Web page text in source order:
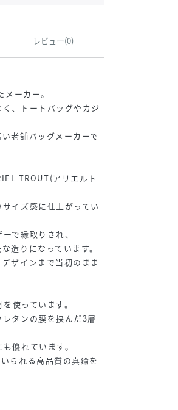
レビュー(0)
ーカー。
、トートバッグやカジ
老舗バッグメーカーで
TROUT(アリエルト
イズ感に仕上がってい
で縁取りされ、
造りになっています。
ザインまで当初のまま
使っています。
タンの膜を挟んだ3層
優れています。
られる高品質の真鍮を